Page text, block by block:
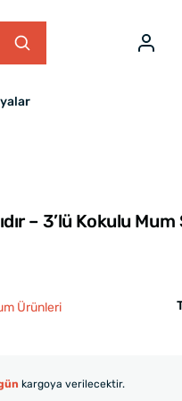
– 3’lü Kokulu Mum
Ürünleri
kargoya verilecektir.